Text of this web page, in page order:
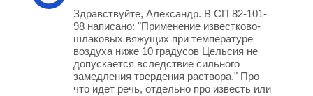
Здравствуйте, Александр. В СП 82-101-
98 написано: "Применение известково-
шлаковых вяжущих при температуре
воздуха ниже 10 градусов Цельсия не
допускается вследствие сильного
замедления твердения раствора." Про
что идет речь, отдельно про известь или